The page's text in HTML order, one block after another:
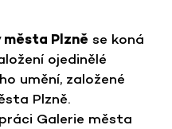
Plzně se koná
ojedinělé
umění, založené
Plzně.
Galerie města